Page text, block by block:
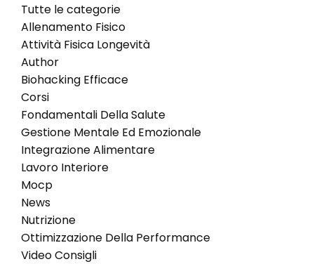
Tutte le categorie
Allenamento Fisico
Attività Fisica Longevità
Author
Biohacking Efficace
Corsi
Fondamentali Della Salute
Gestione Mentale Ed Emozionale
Integrazione Alimentare
Lavoro Interiore
Mocp
News
Nutrizione
Ottimizzazione Della Performance
Video Consigli